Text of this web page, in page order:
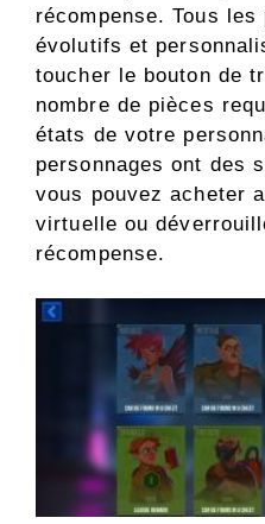
récompense. Tous
évolutifs et
toucher le bouton de
nombre de pièces
états de votre
personnages ont des
vous pouvez acheter
virtuelle ou
récompense.